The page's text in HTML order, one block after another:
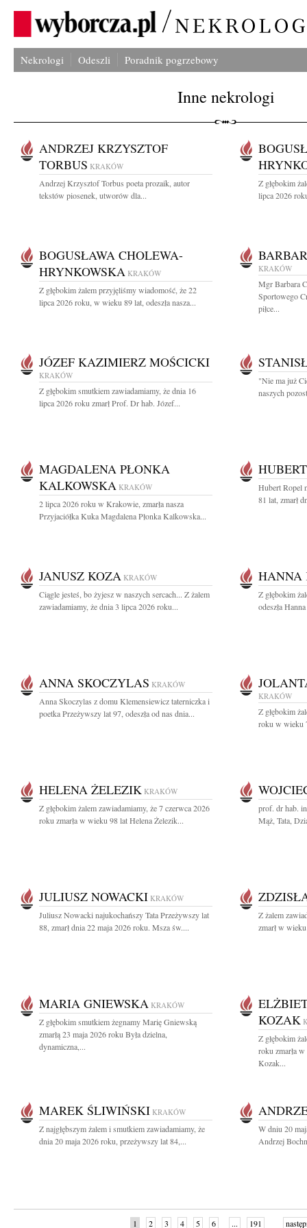
Nekrologi Odeszli Poradnik pogrzebowy
Inne nekrologi
ANDRZEJ KRZYSZTOF
TORBUS KRAKÓW
Andrzej Krzysztof Torbus poeta prozaik, autor
tekstów piosenek, utworów dla...
Z głębokim
lipca 2026
BOGUSŁAWA CHOLEWA-
HRYNKOWSKA KRAKÓW
Z głębokim żalem przyjęliśmy wiadomość, że 22
lipca 2026 roku, w wieku 89 lat, odeszła nasza...
KRAKÓW
Mgr Barbara
Sportowego
piłce...
JÓZEF KAZIMIERZ MOŚCICKI
KRAKÓW
Z głębokim smutkiem zawiadamiamy, że dnia 16
lipca 2026 roku zmarł Prof. Dr hab. Józef...
"Nie ma już
naszych
MAGDALENA PŁONKA
KALKOWSKA KRAKÓW
2 lipca 2026 roku w Krakowie, zmarła nasza
Przyjaciółka Kuka Magdalena Płonka Kalkowska...
Hubert Ropel
81 lat, zmarł
JANUSZ KOZA KRAKÓW
Ciągle jesteś, bo żyjesz w naszych sercach... Z żalem
zawiadamiamy, że dnia 3 lipca 2026 roku...
HANNA
Z głębokim
odeszła
ANNA SKOCZYLAS KRAKÓW
Anna Skoczylas z domu Klemensiewicz taterniczka i
poetka Przeżywszy lat 97, odeszła od nas dnia...
KRAKÓW
Z głębokim
roku w wieku
HELENA ŻELEZIK KRAKÓW
Z głębokim żalem zawiadamiamy, że 7 czerwca 2026
roku zmarła w wieku 98 lat Helena Żelezik...
prof. dr hab.
Mąż, Tata,
JULIUSZ NOWACKI KRAKÓW
Juliusz Nowacki najukochańszy Tata Przeżywszy lat
88, zmarł dnia 22 maja 2026 roku. Msza św....
Z żalem
zmarł w
MARIA GNIEWSKA KRAKÓW
Z głębokim smutkiem żegnamy Marię Gniewską
zmarłą 23 maja 2026 roku Była dzielna,
dynamiczna,...
KOZAK
Z głębokim
roku zmarła
Kozak...
MAREK ŚLIWIŃSKI KRAKÓW
Z najgłębszym żalem i smutkiem zawiadamiamy, że
dnia 20 maja 2026 roku, przeżywszy lat 84,...
W dniu 20
Andrzej
1 2 3 4 5 6 ... 191